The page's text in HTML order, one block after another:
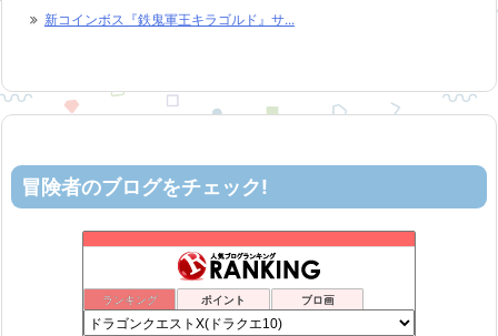
新コインボス『鉄鬼軍王キラゴルド』サ...
冒険者のブログをチェック!
ランキング ポイント ブロ画
カスミ心理学研究所
51位 星降る夜の活動記録
52位 ロビンさんはガチらない。